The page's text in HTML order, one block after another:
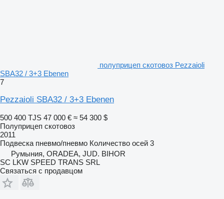
полуприцеп скотовоз Pezzaioli
SBA32 / 3+3 Ebenen
7
Pezzaioli SBA32 / 3+3 Ebenen
500 400 TJS 47 000 € ≈ 54 300 $
Полуприцеп скотовоз
2011
Подвеска пневмо/пневмо Количество осей 3
Румыния, ORADEA, JUD. BIHOR
SC LKW SPEED TRANS SRL
Связаться с продавцом